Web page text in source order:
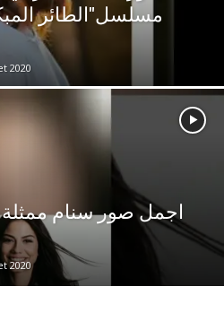
مسلسل"الطائر
2020
2020